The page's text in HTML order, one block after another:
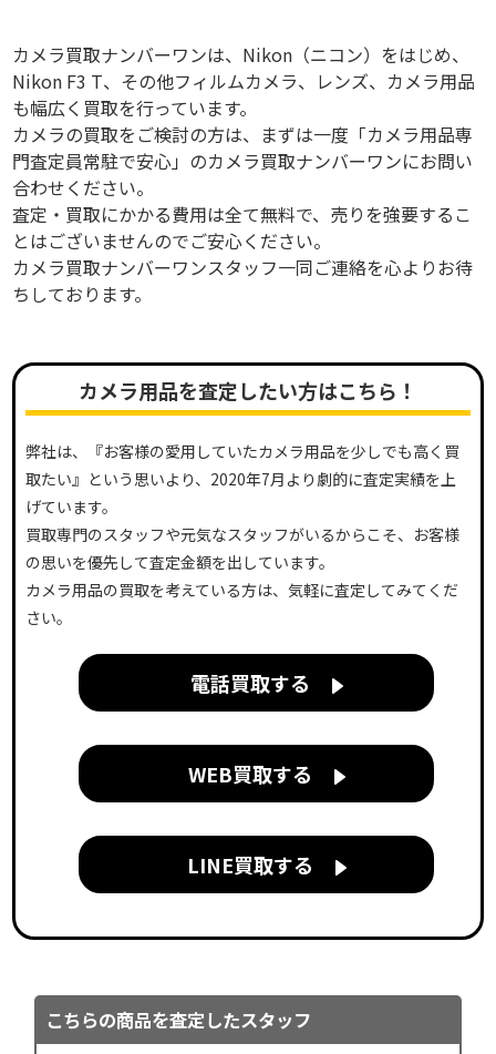
カメラ買取ナンバーワンは、Nikon（ニコン）をはじめ、
Nikon F3 T、その他フィルムカメラ、レンズ、カメラ用品
も幅広く買取を行っています。
カメラの買取をご検討の方は、まずは一度「カメラ用品専
門査定員常駐で安心」のカメラ買取ナンバーワンにお問い
合わせください。
査定・買取にかかる費用は全て無料で、売りを強要するこ
とはございませんのでご安心ください。
カメラ買取ナンバーワンスタッフ一同ご連絡を心よりお待
ちしております。
カメラ用品を査定したい方はこちら！
弊社は、『お客様の愛用していたカメラ用品を少しでも高く買
取たい』という思いより、2020年7月より劇的に査定実績を上
げています。
買取専門のスタッフや元気なスタッフがいるからこそ、お客様
の思いを優先して査定金額を出しています。
カメラ用品の買取を考えている方は、気軽に査定してみてくだ
さい。
電話買取する
WEB買取する
LINE買取する
こちらの商品を査定したスタッフ